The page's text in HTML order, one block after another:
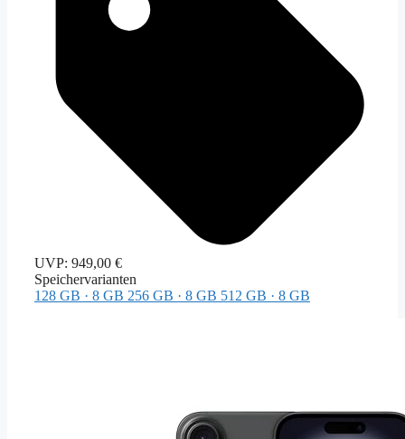
UVP: 949,00 €
Speichervarianten
128 GB · 8 GB 256 GB · 8 GB 512 GB · 8 GB